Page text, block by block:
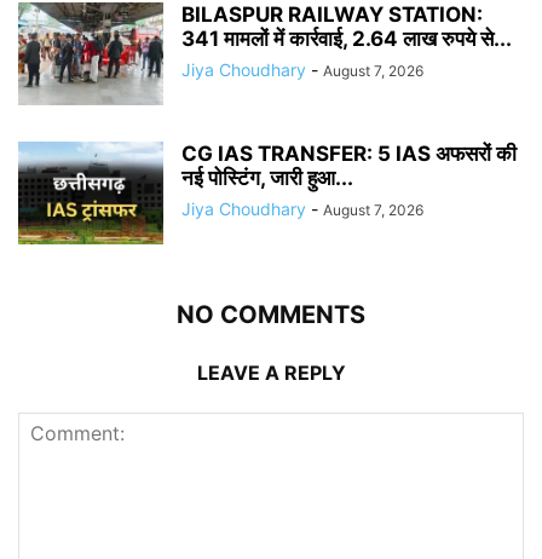
BILASPUR RAILWAY STATION:
341 मामलों में कार्रवाई, 2.64 लाख रुपये से...
Jiya Choudhary - August 7, 2026
CG IAS TRANSFER: 5 IAS अफसरों की
नई पोस्टिंग, जारी हुआ...
Jiya Choudhary - August 7, 2026
NO COMMENTS
LEAVE A REPLY